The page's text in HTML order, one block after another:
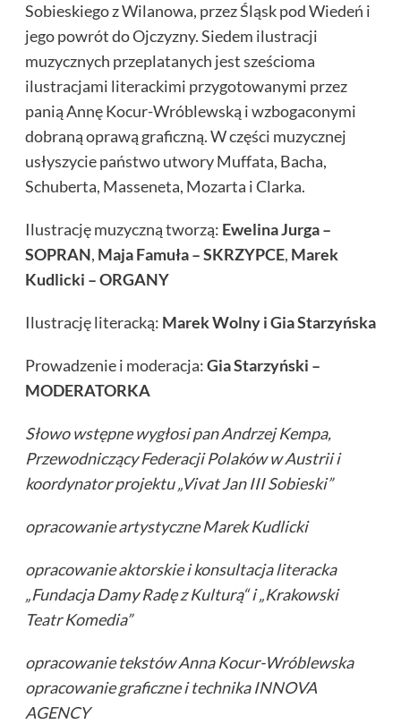
Sobieskiego z Wilanowa, przez Śląsk pod Wiedeń i
jego powrót do Ojczyzny. Siedem ilustracji
muzycznych przeplatanych jest sześcioma
ilustracjami literackimi przygotowanymi przez
panią Annę Kocur-Wróblewską i wzbogaconymi
dobraną oprawą graficzną. W części muzycznej
usłyszycie państwo utwory Muffata, Bacha,
Schuberta, Masseneta, Mozarta i Clarka.
Ilustrację muzyczną tworzą: Ewelina Jurga –
SOPRAN, Maja Famuła – SKRZYPCE, Marek
Kudlicki – ORGANY
Ilustrację literacką: Marek Wolny i Gia Starzyńska
Prowadzenie i moderacja:Gia Starzyński –
MODERATORKA
Słowo wstępne wygłosi pan Andrzej Kempa,
Przewodniczący Federacji Polaków w Austrii i
koordynator projektu „Vivat Jan III Sobieski”
opracowanie artystyczne Marek Kudlicki
opracowanie aktorskie i konsultacja literacka
„Fundacja Damy Radęz Kulturą“ i „Krakowski
Teatr Komedia”
opracowanie tekstów Anna Kocur-Wróblewska
opracowanie graficzne i technika INNOVA
AGENCY